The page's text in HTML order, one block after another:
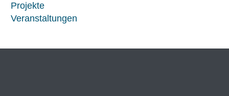
Projekte
Veranstaltungen